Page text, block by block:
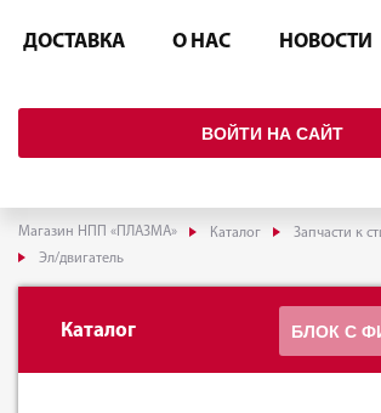
ДОСТАВКА О НАС НОВОСТИ
ВОЙТИ НА САЙТ
Магазин НПП «ПЛАЗМА» Каталог
Запчасти к
Эл/двигатель
Каталог БЛОК С